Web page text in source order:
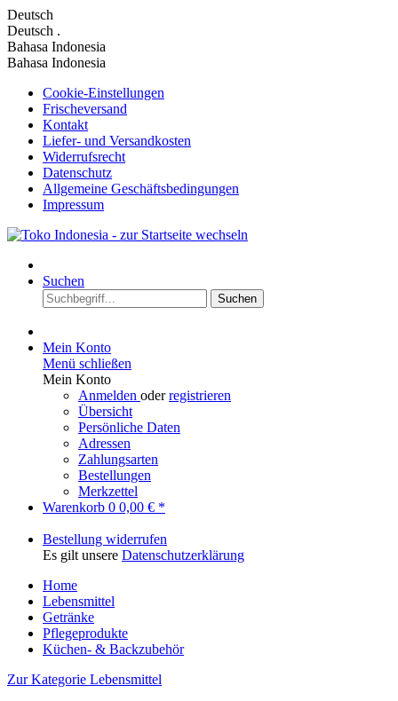
Deutsch
Deutsch .
Bahasa Indonesia
Bahasa Indonesia
Cookie-Einstellungen
Frischeversand
Kontakt
Liefer- und Versandkosten
Widerrufsrecht
Datenschutz
Allgemeine Geschäftsbedingungen
Impressum
Suchen
Suchen
Mein Konto
Menü schließen
Mein Konto
Anmelden oderregistrieren
Übersicht
Persönliche Daten
Adressen
Zahlungsarten
Bestellungen
Merkzettel
Warenkorb 0 0,00 € *
Bestellung widerrufen
Es gilt unsere Datenschutzerklärung
Home
Lebensmittel
Getränke
Pflegeprodukte
Küchen- & Backzubehör
Zur Kategorie Lebensmittel